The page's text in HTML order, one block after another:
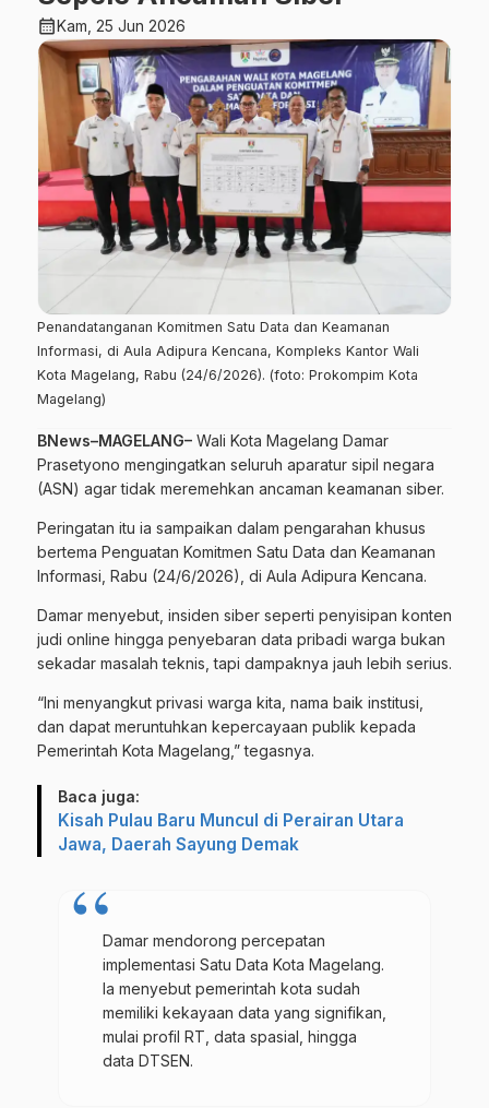
calendar_monthKam, 25 Jun 2026
Penandatanganan Komitmen Satu Data dan Keamanan
Informasi, di Aula Adipura Kencana, Kompleks Kantor Wali
Kota Magelang, Rabu (24/6/2026). (foto: Prokompim Kota
Magelang)
BNews–MAGELANG– Wali Kota Magelang Damar
Prasetyono mengingatkan seluruh aparatur sipil negara
(ASN) agar tidak meremehkan ancaman keamanan siber.
Peringatan itu ia sampaikan dalam pengarahan khusus
bertema Penguatan Komitmen Satu Data dan Keamanan
Informasi, Rabu (24/6/2026), di Aula Adipura Kencana.
Damar menyebut, insiden siber seperti penyisipan konten
judi online hingga penyebaran data pribadi warga bukan
sekadar masalah teknis, tapi dampaknya jauh lebih serius.
“Ini menyangkut privasi warga kita, nama baik institusi,
dan dapat meruntuhkan kepercayaan publik kepada
Pemerintah Kota Magelang,” tegasnya.
Baca juga:
Kisah Pulau Baru Muncul di Perairan Utara
Jawa, Daerah Sayung Demak
Damar mendorong percepatan
implementasi Satu Data Kota Magelang.
Ia menyebut pemerintah kota sudah
memiliki kekayaan data yang signifikan,
mulai profil RT, data spasial, hingga
data DTSEN.